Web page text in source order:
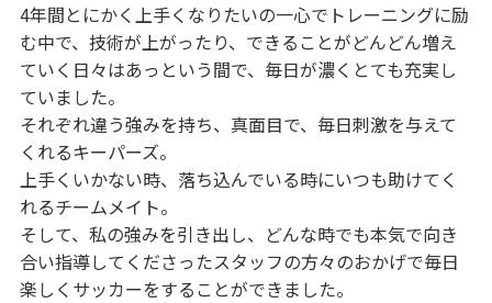
4年間とにかく上手くなりたいの一心でトレーニングに励
む中で、技術が上がったり、できることがどんどん増え
ていく日々はあっという間で、毎日が濃くとても充実し
ていました。
それぞれ違う強みを持ち、真面目で、毎日刺激を与えて
くれるキーパーズ。
上手くいかない時、落ち込んでいる時にいつも助けてく
れるチームメイト。
そして、私の強みを引き出し、どんな時でも本気で向き
合い指導してくださったスタッフの方々のおかげで毎日
楽しくサッカーをすることができました。